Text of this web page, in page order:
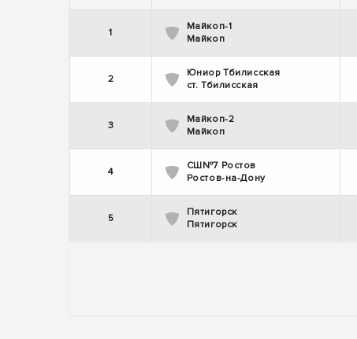
1
Майкоп-1
Майкоп
2
Юниор Тбилисская
ст. Тбилисская
3
Майкоп-2
Майкоп
4
СШ№7 Ростов
Ростов-на-Дону
5
Пятигорск
Пятигорск